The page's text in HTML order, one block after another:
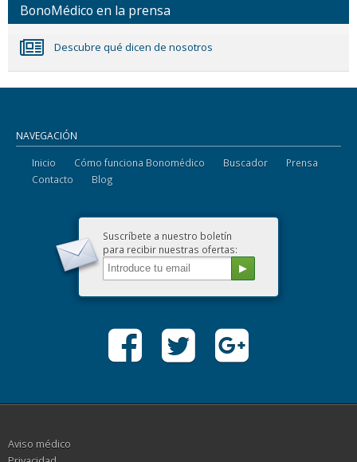
BonoMédico en la prensa
Descubre qué dicen de nosotros
NAVEGACIÓN
Inicio Cómo funciona Bonomédico Buscador
Prensa
Contacto
Blog
Suscríbete a nuestro boletín
para recibir nuestras ofertas:
Aviso médico